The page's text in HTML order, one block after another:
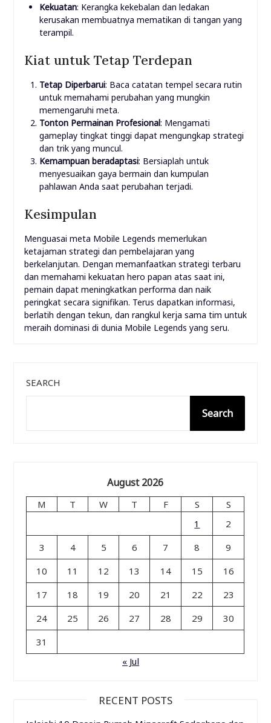
Kekuatan: Kerangka kekebalan dan ledakan
kerusakan membuatnya mematikan di tangan yang
terampil.
Kiat untuk Tetap Terdepan
Tetap Diperbarui: Baca catatan tempel secara rutin
untuk memahami perubahan yang mungkin
memengaruhi meta.
Tonton Permainan Profesional: Mengamati
gameplay tingkat tinggi dapat mengungkap strategi
dan trik yang muncul.
Kemampuan beradaptasi: Bersiaplah untuk
menyesuaikan gaya bermain dan kumpulan
pahlawan Anda saat perubahan terjadi.
Kesimpulan
Menguasai meta Mobile Legends memerlukan
ketajaman strategi dan pembelajaran yang
berkelanjutan. Dengan memanfaatkan strategi terbaru
dan memahami kekuatan hero papan atas saat ini,
pemain dapat meningkatkan performa dan naik
peringkat secara signifikan. Terus dapatkan informasi,
berlatih dengan tekun, dan rangkul kerja sama tim untuk
meraih dominasi di dunia Mobile Legends yang seru.
SEARCH
Search
August 2026
M T W T F S
S
1
2
3
4 5 6 7 8
9
10
11 12 13 14 15
16
17
18 19 20 21 22
23
24
25 26 27 28 29
30
31
« Jul
RECENT POSTS